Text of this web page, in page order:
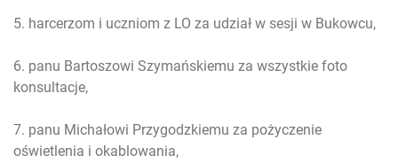
5. harcerzom i uczniom z LO za udział w sesji w Bukowcu,
6. panu Bartoszowi Szymańskiemu za wszystkie foto
konsultacje,
7. panu Michałowi Przygodzkiemu za pożyczenie
oświetlenia i okablowania,